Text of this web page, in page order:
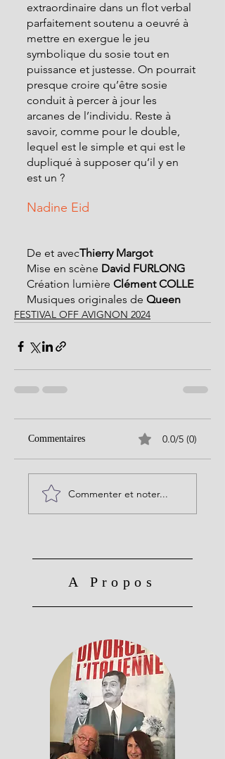
extraordinaire dans un flot verbal
parfaitement soutenu a oeuvré à
mettre en exergue le jeu
symbolique du sosie tout en
puissance et justesse. On pourrait
presque croire qu’être sosie
conduit à percer à jour les
arcanes de l’individu. Reste à
savoir, comme pour le double,
lequel est le simple et qui est le
dupliqué à supposer qu’il y en
est un ?
Nadine Eid
De et avecThierry Margot
Mise en scène David FURLONG
Création lumière Clément COLLE
Musiques originales de Queen
FESTIVAL OFF AVIGNON 2024
Commentaires 0.0/5 (0)
Commenter et noter...
A Propos